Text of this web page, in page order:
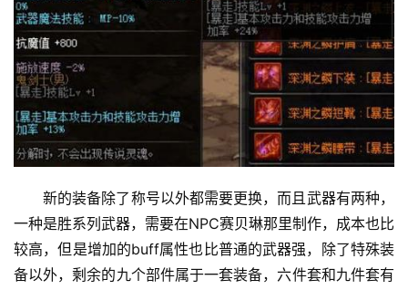
新的装备除了称号以外都需要更换，而且武器有两种，
一种是胜系列武器，需要在NPC赛贝琳那里制作，成本也比
较高，但是增加的buff属性也比普通的武器强，除了特殊装
备以外，剩余的九个部件属于一套装备，六件套和九件套有